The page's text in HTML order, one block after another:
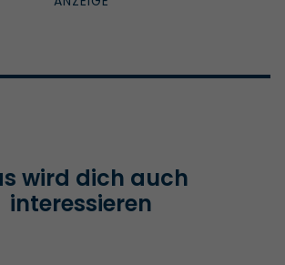
wird dich auch
interessieren